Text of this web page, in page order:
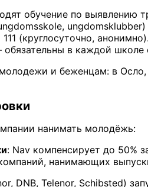
обучение по выявлению
(круглосуточно, анонимно).
в каждой школе
и беженцам: в Осло,
нанимать молодёжь:
: Nav компенсирует до 50%
нанимающих
DNB, Telenor, Schibsted)